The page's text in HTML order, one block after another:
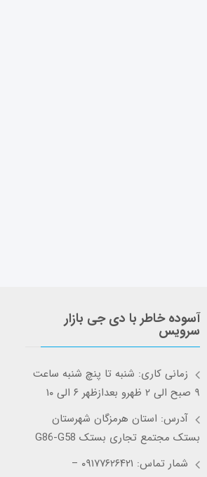
آسوده خاطر با دی جی بازار
سرویس
زمانی کاری: شنبه تا پنچ شنبه ساعت
۹ صبح الی ۲ ظهرو بعدازظهر ۶ الی ۱۰
آدرس: استان هرمزگان شهرستان
بستک مجتمع تجاری بستک G86-G58
شمار تماس: ۰۹۱۷۷۶۲۶۴۲۱ –